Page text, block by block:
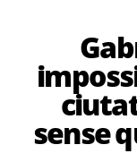
sense